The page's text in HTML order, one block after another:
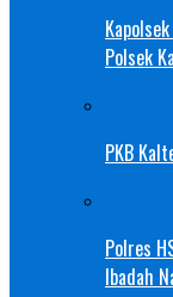
Polsek
PKB
Polres
Ibadah